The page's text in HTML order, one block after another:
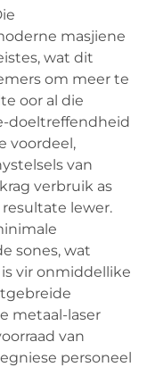
masjiene
wat dit
om meer te
oor al die
doeltreffendheid
voordeel,
van
verbruik as
lewer.
sones, wat
vir onmiddellike
metaal-laser
van
personeel